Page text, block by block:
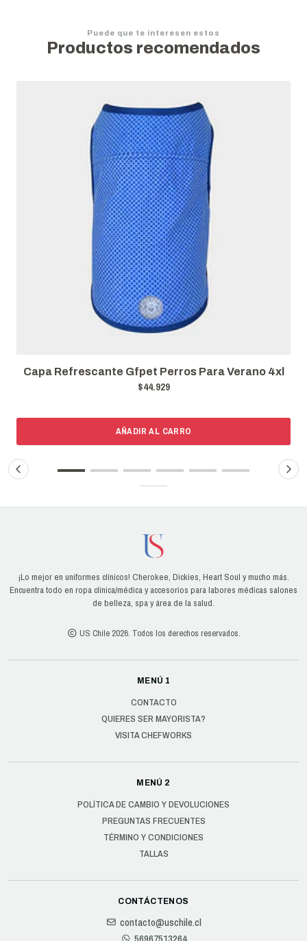
Puede que te interesen estos
Productos recomendados
Capa Refrescante Gfpet Perros Para Verano Xl
$39.693
AÑADIR AL CARRO
¡Lo mejor en uniformes clínicos! Cherokee, Dickies, Heart Soul y mucho más.
Encuentra todo en ropa clínica/médica y accesorios para labores médicas salones
de belleza, spa y área de la salud.
US Chile 2026. Todos los derechos reservados.
MENÚ 1
CONTACTO
QUIERES SER MAYORISTA?
VISITA CHEFWORKS
MENÚ 2
POLÍTICA DE CAMBIO Y DEVOLUCIONES
PREGUNTAS FRECUENTES
TÉRMINO Y CONDICIONES
TALLAS
CONTÁCTENOS
contacto@uschile.cl
56967513264